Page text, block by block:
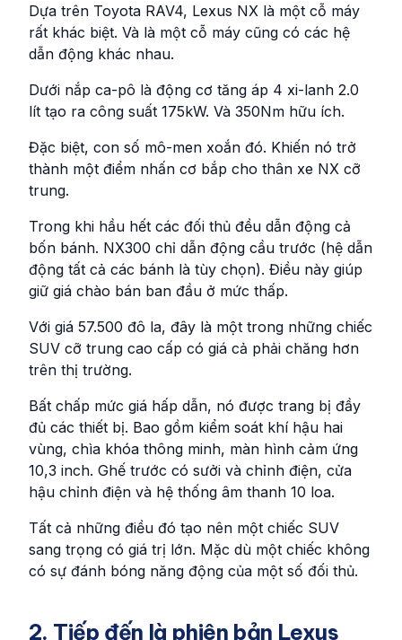
Dựa trên Toyota RAV4, Lexus NX là một cỗ máy
rất khác biệt. Và là một cỗ máy cũng có các hệ
dẫn động khác nhau.
Dưới nắp ca-pô là động cơ tăng áp 4 xi-lanh 2.0
lít tạo ra công suất 175kW. Và 350Nm hữu ích.
Đặc biệt, con số mô-men xoắn đó. Khiến nó trở
thành một điểm nhấn cơ bắp cho thân xe NX cỡ
trung.
Trong khi hầu hết các đối thủ đều dẫn động cả
bốn bánh. NX300 chỉ dẫn động cầu trước (hệ dẫn
động tất cả các bánh là tùy chọn). Điều này giúp
giữ giá chào bán ban đầu ở mức thấp.
Với giá 57.500 đô la, đây là một trong những chiếc
SUV cỡ trung cao cấp có giá cả phải chăng hơn
trên thị trường.
Bất chấp mức giá hấp dẫn, nó được trang bị đầy
đủ các thiết bị. Bao gồm kiểm soát khí hậu hai
vùng, chìa khóa thông minh, màn hình cảm ứng
10,3 inch. Ghế trước có sưởi và chỉnh điện, cửa
hậu chỉnh điện và hệ thống âm thanh 10 loa.
Tất cả những điều đó tạo nên một chiếc SUV
sang trọng có giá trị lớn. Mặc dù một chiếc không
có sự đánh bóng năng động của một số đối thủ.
2. Tiếp đến là phiên bản Lexus